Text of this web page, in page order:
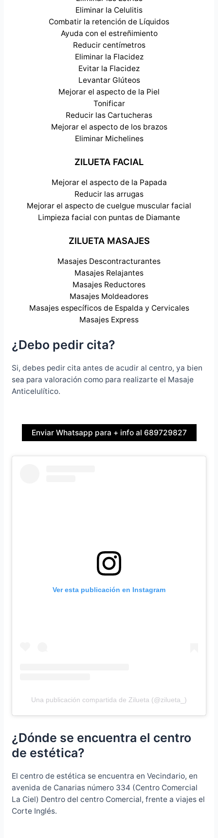
Eliminar la Celulitis
Combatir la retención de Líquidos
Ayuda con el estreñimiento
Reducir centímetros
Eliminar la Flacidez
Evitar la Flacidez
Levantar Glúteos
Mejorar el aspecto de la Piel
Tonificar
Reducir las Cartucheras
Mejorar el aspecto de los brazos
Eliminar Michelines
ZILUETA FACIAL
Mejorar el aspecto de la Papada
Reducir las arrugas
Mejorar el aspecto de cuelgue muscular facial
Limpieza facial con puntas de Diamante
ZILUETA MASAJES
Masajes Descontracturantes
Masajes Relajantes
Masajes Reductores
Masajes Moldeadores
Masajes específicos de Espalda y Cervicales
Masajes Express
¿Debo pedir cita?
Si, debes pedir cita antes de acudir al centro, ya bien
sea para valoración como para realizarte el Masaje
Anticelulítico.
Enviar Whatsapp para + info al 689729827
Ver esta publicación en Instagram
Una publicación compartida de Zilueta (@zilueta_)
¿Dónde se encuentra el centro
de estética?
El centro de estética se encuentra en Vecindario, en
avenida de Canarias número 334 (Centro Comercial
La Ciel) Dentro del centro Comercial, frente a viajes el
Corte Inglés.